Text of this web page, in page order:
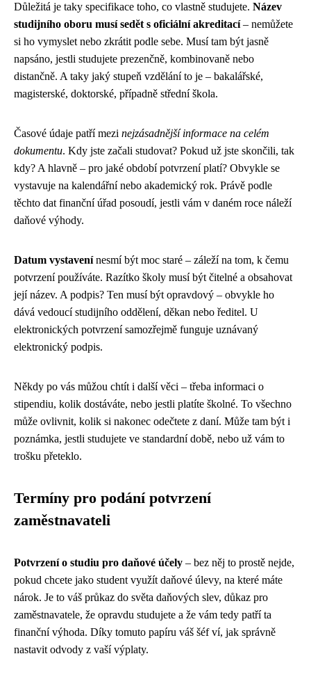
Důležitá je taky specifikace toho, co vlastně studujete. Název
studijního oboru musí sedět s oficiální akreditací– nemůžete
si ho vymyslet nebo zkrátit podle sebe. Musí tam být jasně
napsáno, jestli studujete prezenčně, kombinovaně nebo
distančně. A taky jaký stupeň vzdělání to je – bakalářské,
magisterské, doktorské, případně střední škola.
Časové údaje patří mezi nejzásadnější informace na celém
dokumentu. Kdy jste začali studovat? Pokud už jste skončili, tak
kdy? A hlavně – pro jaké období potvrzení platí? Obvykle se
vystavuje na kalendářní nebo akademický rok. Právě podle
těchto dat finanční úřad posoudí, jestli vám v daném roce náleží
daňové výhody.
Datum vystavenínesmí být moc staré – záleží na tom, k čemu
potvrzení používáte. Razítko školy musí být čitelné a obsahovat
její název. A podpis? Ten musí být opravdový – obvykle ho
dává vedoucí studijního oddělení, děkan nebo ředitel. U
elektronických potvrzení samozřejmě funguje uznávaný
elektronický podpis.
Někdy po vás můžou chtít i další věci – třeba informaci o
stipendiu, kolik dostáváte, nebo jestli platíte školné. To všechno
může ovlivnit, kolik si nakonec odečtete z daní. Může tam být i
poznámka, jestli studujete ve standardní době, nebo už vám to
trošku přeteklo.
Termíny pro podání potvrzení
zaměstnavateli
Potvrzení o studiu pro daňové účely – bez něj to prostě nejde,
pokud chcete jako student využít daňové úlevy, na které máte
nárok. Je to váš průkaz do světa daňových slev, důkaz pro
zaměstnavatele, že opravdu studujete a že vám tedy patří ta
finanční výhoda. Díky tomuto papíru váš šéf ví, jak správně
nastavit odvody z vaší výplaty.